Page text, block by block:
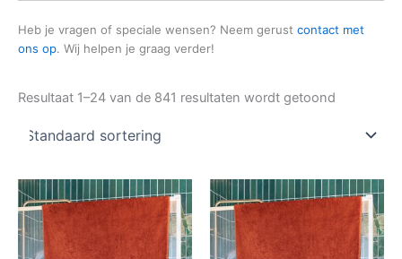
Heb je vragen of speciale wensen? Neem gerust contact met
ons op. Wij helpen je graag verder!
Resultaat 1–24 van de 841 resultaten wordt getoond